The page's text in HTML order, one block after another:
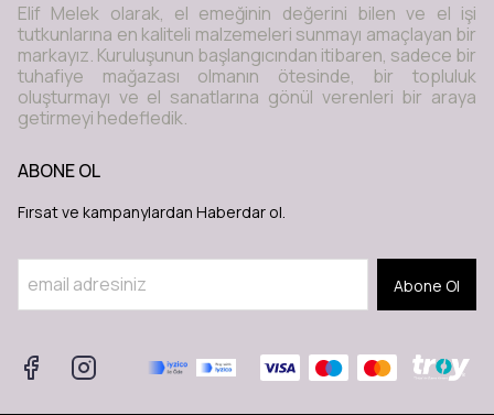
Elif Melek olarak, el emeğinin değerini bilen ve el işi
tutkunlarına en kaliteli malzemeleri sunmayı amaçlayan bir
markayız. Kuruluşunun başlangıcından itibaren, sadece bir
tuhafiye mağazası olmanın ötesinde, bir topluluk
oluşturmayı ve el sanatlarına gönül verenleri bir araya
getirmeyi hedefledik.
ABONE OL
Fırsat ve kampanylardan Haberdar ol.
Abone Ol